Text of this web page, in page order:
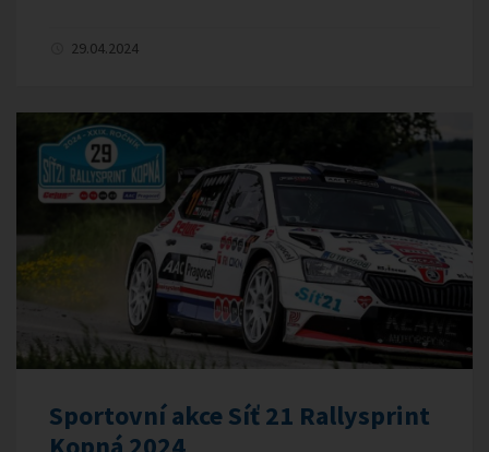
29.04.2024
Sportovní akce Síť 21 Rallysprint